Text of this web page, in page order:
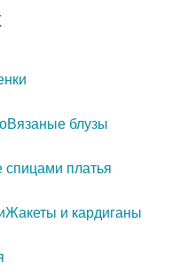
Вязаные блузы
спицами платья
Жакеты и кардиганы